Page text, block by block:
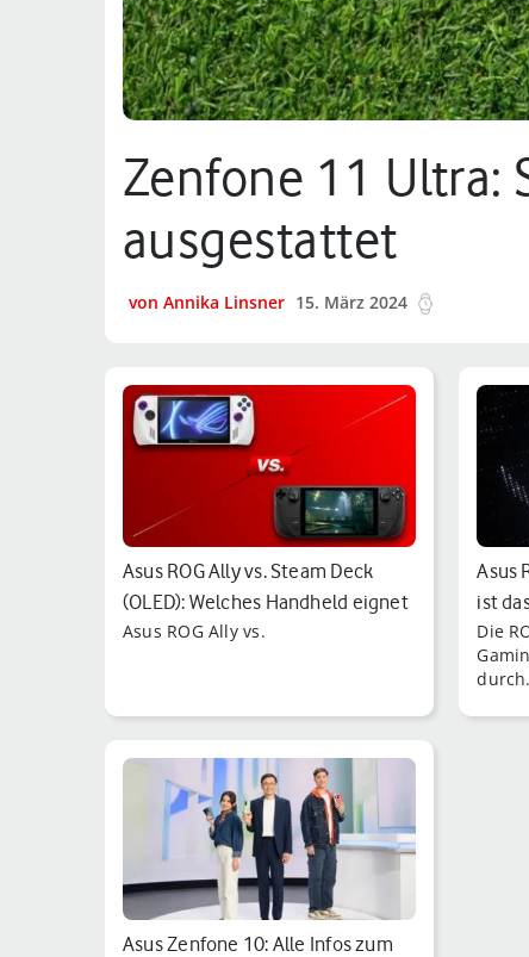
Zenfone 11 Ultra:
ausgestattet
von Annika Linsner 15. März 2024
Asus ROG Ally vs. Steam Deck
(OLED): Welches Handheld eignet
sich…
Asus ROG Ally vs.
Asus
ist
Die
Asus Zenfone 10: Alle Infos zum